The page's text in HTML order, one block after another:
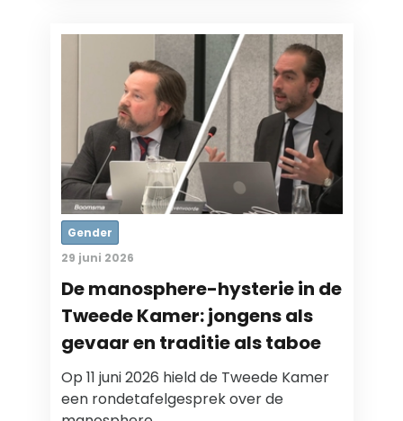
Gender
29 juni 2026
De manosphere-hysterie in de
Tweede Kamer: jongens als
gevaar en traditie als taboe
Op 11 juni 2026 hield de Tweede Kamer
een rondetafelgesprek over de